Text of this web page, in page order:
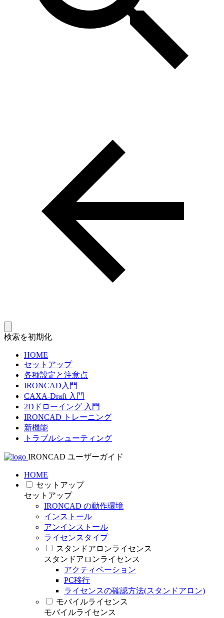
検索を初期化
HOME
セットアップ
各種設定と注意点
IRONCAD入門
CAXA-Draft 入門
2Dドローイング 入門
IRONCAD トレーニング
新機能
トラブルシューティング
IRONCAD ユーザーガイド
HOME
セットアップ
セットアップ
IRONCAD の動作環境
インストール
アンインストール
ライセンスタイプ
スタンドアロンライセンス
スタンドアロンライセンス
アクティベーション
PC移行
ライセンスの確認方法(スタンドアロン)
モバイルライセンス
モバイルライセンス